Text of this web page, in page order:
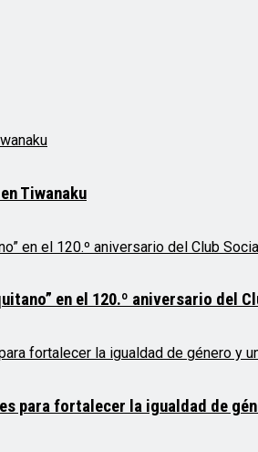
Tiwanaku
en el 120.º aniversario del
para fortalecer la igualdad de